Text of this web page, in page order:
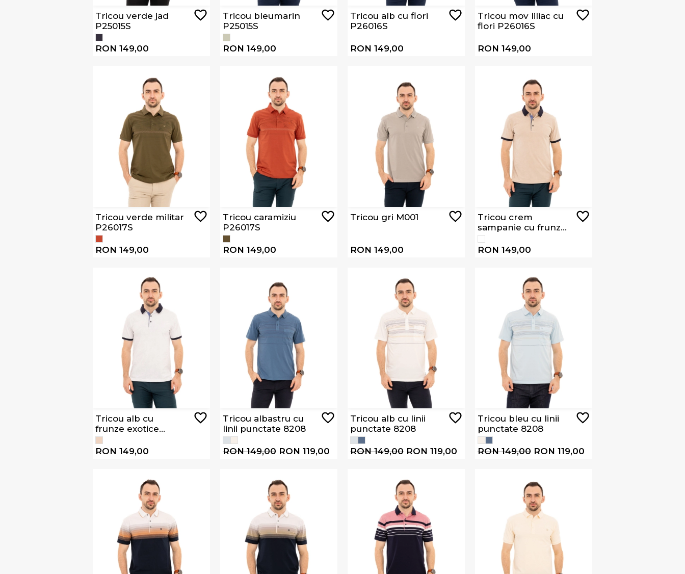
Tricou verde jad
P25015S
RON 149,00
Tricou bleumarin
P25015S
RON 149,00
Tricou alb cu flori
P26016S
RON 149,00
Tricou mov liliac cu
flori P26016S
RON 149,00
Tricou verde militar
P26017S
RON 149,00
Tricou caramiziu
P26017S
RON 149,00
Tricou gri M001
RON 149,00
Tricou crem
sampanie cu frunze
exotice L2607
RON 149,00
Tricou alb cu
frunze exotice
L2607
RON 149,00
Tricou albastru cu
linii punctate 8208
RON 149,00 RON 119,00
Tricou alb cu linii
punctate 8208
RON 149,00 RON 119,00
Tricou bleu cu linii
punctate 8208
RON 149,00 RON 119,00